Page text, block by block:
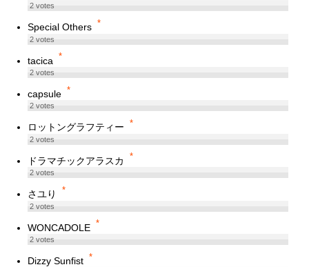
2votes
Special Others *
2votes
tacica *
2votes
capsule *
2votes
ロットングラフティー *
2votes
ドラマチックアラスカ *
2votes
さユり *
2votes
WONCADOLE *
2votes
Dizzy Sunfist *